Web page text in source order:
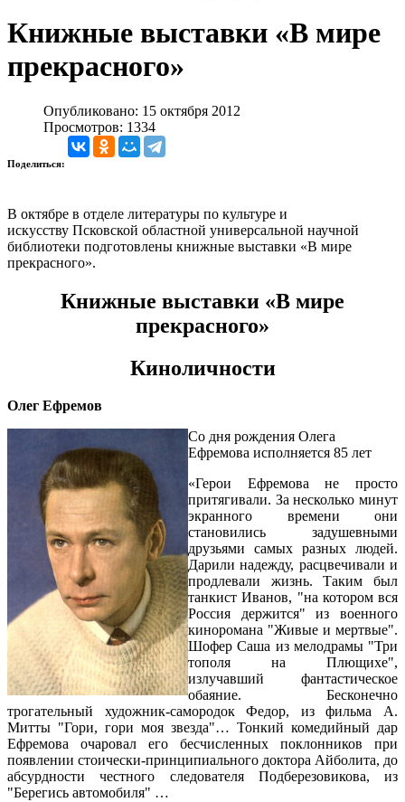
Книжные выставки «В мире
прекрасного»
Опубликовано: 15 октября 2012
Просмотров: 1334
Поделиться:
В октябре в отделе литературы по культуре и
искусству Псковской областной универсальной научной
библиотеки подготовлены книжные выставки «В мире
прекрасного».
Книжные выставки «В мире
прекрасного»
Киноличности
Олег Ефремов
Со дня рождения Олега
Ефремова исполняется 85 лет
«Герои Ефремова не просто
притягивали. За несколько минут
экранного времени они
становились задушевными
друзьями самых разных людей.
Дарили надежду, расцвечивали и
продлевали жизнь. Таким был
танкист Иванов, "на котором вся
Россия держится" из военного
киноромана "Живые и мертвые".
Шофер Саша из мелодрамы "Три
тополя на Плющихе",
излучавший фантастическое
обаяние. Бесконечно
трогательный художник-самородок Федор, из фильма А.
Митты "Гори, гори моя звезда"… Тонкий комедийный дар
Ефремова очаровал его бесчисленных поклонников при
появлении стоически-принципиального доктора Айболита, до
абсурдности честного следователя Подберезовикова, из
"Берегись автомобиля" …